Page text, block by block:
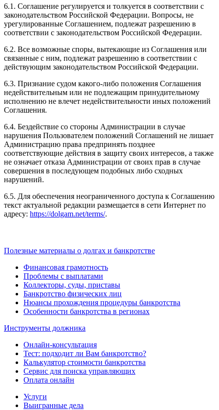
6.1. Соглашение регулируется и толкуется в соответствии с
законодательством Российской Федерации. Вопросы, не
урегулированные Соглашением, подлежат разрешению в
соответствии с законодательством Российской Федерации.
6.2. Все возможные споры, вытекающие из Соглашения или
связанные с ним, подлежат разрешению в соответствии с
действующим законодательством Российской Федерации.
6.3. Признание судом какого-либо положения Соглашения
недействительным или не подлежащим принудительному
исполнению не влечет недействительности иных положений
Соглашения.
6.4. Бездействие со стороны Администрации в случае
нарушения Пользователем положений Соглашений не лишает
Администрацию права предпринять позднее
соответствующие действия в защиту своих интересов, а также
не означает отказа Администрации от своих прав в случае
совершения в последующем подобных либо сходных
нарушений.
6.5. Для обеспечения неограниченного доступа к Соглашению
текст актуальной редакции размещается в сети Интернет по
адресу: https://dolgam.net/terms/.
Полезные материалы о долгах и банкротстве
Финансовая грамотность
Проблемы с выплатами
Коллекторы, суды, приставы
Банкротство физических лиц
Нюансы прохождения процедуры банкротства
Особенности банкротства в регионах
Инструменты должника
Онлайн-консультация
Тест: подходит ли Вам банкротство?
Калькулятор стоимости банкротства
Сервис для поиска управляющих
Оплата онлайн
Услуги
Выигранные дела